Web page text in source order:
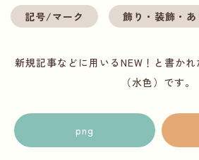
記号/マーク 飾り・装飾・あ
新規記事などに用いるNEW！と書か
（水色）です。
png